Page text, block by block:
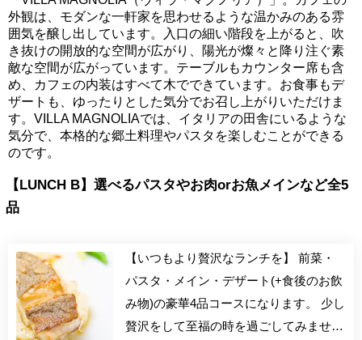
外観は、モダンな一軒家を思わせるような温かみのある雰
囲気を醸し出しています。入口の細い階段を上がると、吹
き抜けの開放的な空間が広がり、陽光が燦々と降り注ぐ素
敵な空間が広がっています。テーブルもカウンター席も含
め、カフェの内装はすべて木でできています。お食事もデ
ザートも、ゆったりとした気分でお召し上がりいただけま
す。VILLA MAGNOLIAでは、イタリアの田舎にいるような
気分で、本格的な郷土料理やパスタを楽しむことができる
のです。
【LUNCH B】選べるパスタやお肉orお魚メインなど全5
品
【いつもより贅沢なランチを】 前菜・
パスタ・メイン・デザート(+食後のお飲
み物)の豪華4品コースになります。 少し
贅沢をして至福の時を過ごしてみません